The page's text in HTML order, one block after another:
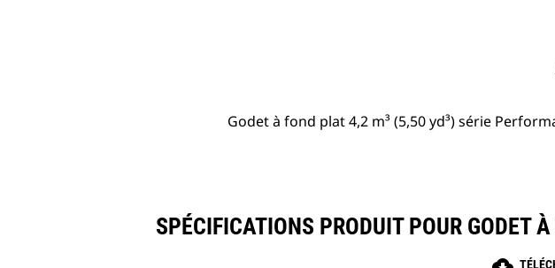
Godet à fond plat 4,2 m³ (5,50 yd³) série
SPÉCIFICATIONS PRODUIT POUR GODET